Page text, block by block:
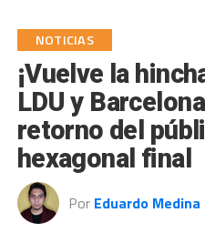
NOTICIAS
¡Vuelve la
LDU y
retorno del
hexagonal final
Por Eduardo Medina